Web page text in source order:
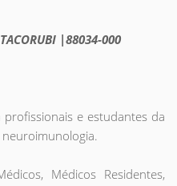
|88034-000
e estudantes da
Médicos Residentes,